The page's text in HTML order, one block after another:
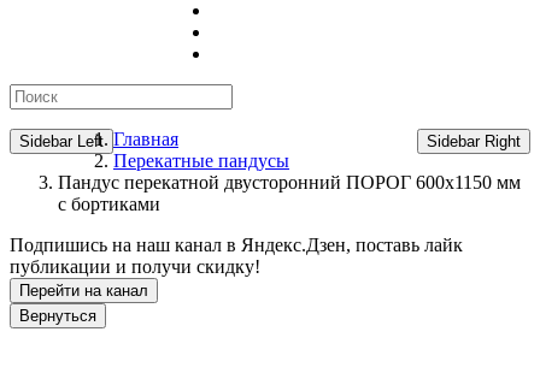
Sidebar Left Sidebar Right
Главная
Перекатные пандусы
Пандус перекатной двусторонний ПОРОГ 600х1150 мм
с бортиками
Подпишись на наш канал в Яндекс.Дзен, поставь лайк
публикации и получи скидку!